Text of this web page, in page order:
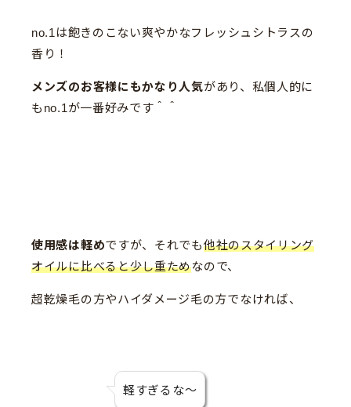
no.1は飽きのこない爽やかなフレッシュシトラスの
香り！
メンズのお客様にもかなり人気があり、私個人的に
もno.1が一番好みです＾＾
使用感は軽めですが、それでも他社のスタイリング
オイルに比べると少し重ためなので、
超乾燥毛の方やハイダメージ毛の方でなければ、
軽すぎるな〜